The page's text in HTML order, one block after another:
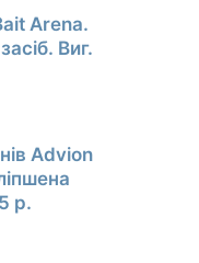
Arena.
Виг.
Advion
р.